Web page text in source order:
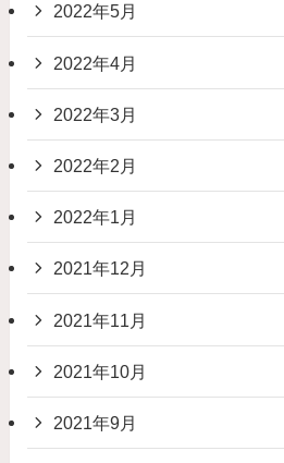
2022年5月
2022年4月
2022年3月
2022年2月
2022年1月
2021年12月
2021年11月
2021年10月
2021年9月